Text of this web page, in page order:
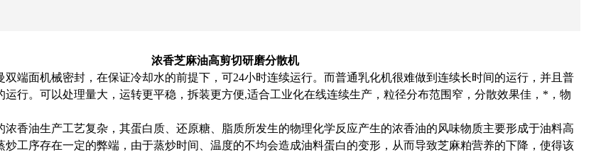
浓香芝麻油高剪切研磨分散机
双端面机械密封 ，在保证冷却水的前提下，可24小时连续运行。而普通乳化机很难做到连续长时间的运行，并且普
运行。可以处理量大，运转更平稳，拆装更方便,适合工业化在线连续生产，粒径分布范围窄，分散效果佳，*，物
浓香油生产工艺复杂，其蛋白质、还原糖、脂质所发生的物理化学反应产生的浓香油的风味物质主要形成于油料高
炒工序存在一定的弊端，由于蒸炒时间、温度的不均会造成油料蛋白的变形，从而导致芝麻粕营养的下降，使得该